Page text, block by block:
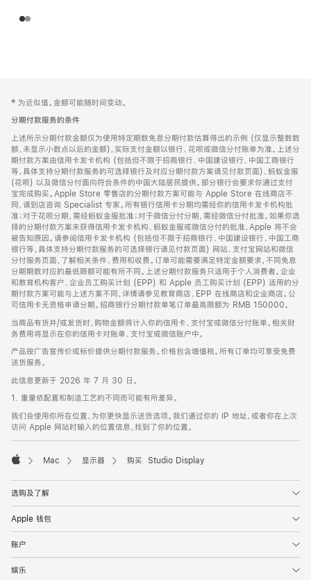
页
页
脚
注
‡ 为近似值。金额可能随时间变动。
分期付款服务的条件
上述所示分期付款金额仅为使用特定期数免息分期付款估算得出的示例 (仅显示整数数
额，未显示小数点以后的金额)，实际支付金额以银行、花呗或微信分付账单为准。上述分
期付款方案由信用卡发卡机构 (包括但不限于招商银行、中国建设银行、中国工商银行
等，具体支持分期付款服务的可选择银行及对应分期付款方案请见付款页面)、蚂蚁金服
(花呗) 以及微信分付面向符合条件的中国大陆居民提供。部分银行会要求你通过支付
宝完成购买。Apple Store 零售店的分期付款方案可能与 Apple Store 在线商店不
同，请到店咨询 Specialist 专家。所有银行信用卡分期均需经你的信用卡发卡机构批
准；对于花呗分期，需经蚂蚁金服批准；对于微信分付分期，需经微信分付批准。如果你选
择的分期付款方案未获得信用卡发卡机构、蚂蚁金服或微信分付的批准，Apple 将不会
被告知原因。请参阅信用卡发卡机构 (包括但不限于招商银行、中国建设银行、中国工商
银行等，具体支持分期付款服务的可选择银行请见付款页面) 网站、支付宝网站和微信
分付服务页面，了解相关条件、费用和收费。订单可能需要满足特定金额要求，不同免息
分期期数对应的最低限额可能有所不同。上述分期付款服务只适用于个人消费者。企业
和教育机构客户、企业员工购买计划 (EPP) 和 Apple 员工购买计划 (EPP) 适用的分
期付款方案可能与上述方案不同，详情请参见教育商店、EPP 在线商店和企业商店。公
司信用卡无资格申请分期。招商银行分期付款单笔订单最高限额为 RMB 150000。
当商品有货并/或发货时，购物金额将计入你的信用卡、支付宝或微信分付账单。相关财
务费用将显示在你的信用卡对账单、支付宝或微信账户中。
产品按广告宣传价或标价提供分期付款服务。价格包含增值税。所有订单均可享受免费
送货服务。
此信息更新于 2026 年 7 月 30 日。
1. 重量依配置和制造工艺的不同而可能有所差异。
我们会使用你所在位置，为你更快显示送货选项。我们通过你的 IP 地址，或者你在上次
访问 Apple 网站时输入的位置信息，找到了你的位置。
Mac 显示器 购买 Studio Display
选购及了解
Apple 钱包
账户
娱乐